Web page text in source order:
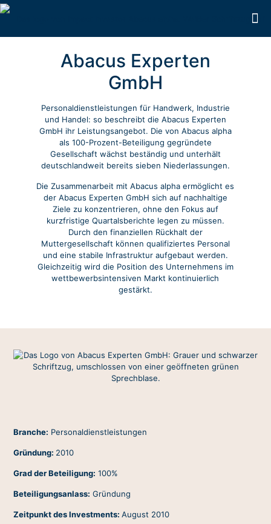
Abacus Experten
GmbH
Personaldienstleistungen für Handwerk, Industrie
und Handel: so beschreibt die Abacus Experten
GmbH ihr Leistungsangebot. Die von Abacus alpha
als 100-Prozent-Beteiligung gegründete
Gesellschaft wächst beständig und unterhält
deutschlandweit bereits sieben Niederlassungen.
Die Zusammenarbeit mit Abacus alpha ermöglicht es
der Abacus Experten GmbH sich auf nachhaltige
Ziele zu konzentrieren, ohne den Fokus auf
kurzfristige Quartalsberichte legen zu müssen.
Durch den finanziellen Rückhalt der
Muttergesellschaft können qualifiziertes Personal
und eine stabile Infrastruktur aufgebaut werden.
Gleichzeitig wird die Position des Unternehmens im
wettbewerbsintensiven Markt kontinuierlich
gestärkt.
Branche: Personaldienstleistungen
Gründung: 2010
Grad der Beteiligung: 100%
Beteiligungsanlass: Gründung
Zeitpunkt des Investments:August 2010